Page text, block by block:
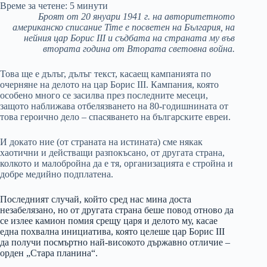
Време за четене: 5 минути
Броят от 20 януари 1941 г. на авторитетното
американско списание Time е посветен на България, на
нейния цар Борис III и съдбата на страната му във
втората година от Втората световна война.
Това ще е дълъг, дълъг текст, касаещ кампанията по
очерняне на делото на цар Борис III. Кампания, която
особено много се засилва през последните месеци,
защото наближава отбелязването на 80-годишнината от
това героично дело – спасяването на българските евреи.
И докато ние (от страната на истината) сме някак
хаотични и действащи разпокъсано, от другата страна,
колкото и малобройна да е тя, организацията е стройна и
добре медийно подплатена.
Последният случай, който сред нас мина доста
незабелязано, но от другата страна беше повод отново да
се излее камион помия срещу царя и делото му, касае
една похвална инициатива, която целеше цар Борис III
да получи посмъртно най-високото държавно отличие –
орден „Стара планина“.